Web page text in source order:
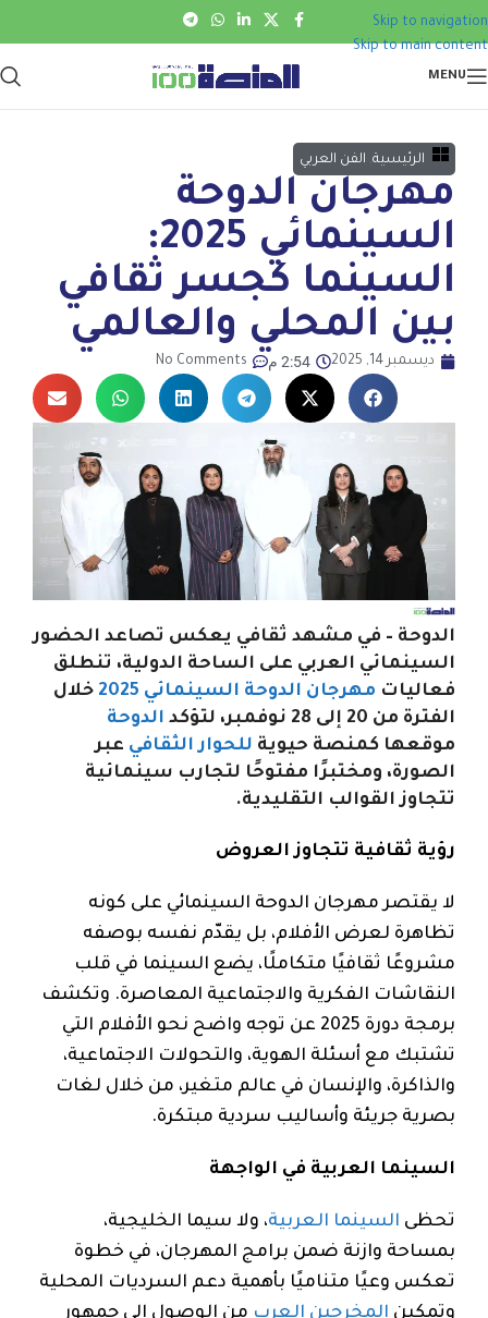
Skip to navigation
Skip to main content
MENU
الرئيسية الفن العربي
مهرجان الدوحة
السينمائي 2025:
السينما كجسر ثقافي
بين المحلي والعالمي
ديسمبر 14, 2025 2:54 م No Comments
الدوحة – في مشهد ثقافي يعكس تصاعد الحضور
السينمائي العربي على الساحة الدولية، تنطلق
فعاليات مهرجان الدوحة السينمائي 2025
خلال
الفترة من 20 إلى 28 نوفمبر، لتؤكد
الدوحة
موقعها كمنصة حيوية للحوار الثقافي عبر
الصورة، ومختبرًا مفتوحًا لتجارب سينمائية
تتجاوز القوالب التقليدية.
رؤية ثقافية تتجاوز العروض
لا يقتصر مهرجان الدوحة السينمائي على كونه
تظاهرة لعرض الأفلام، بل يقدّم نفسه بوصفه
مشروعًا ثقافيًا متكاملًا، يضع السينما في قلب
النقاشات الفكرية والاجتماعية المعاصرة. وتكشف
برمجة دورة 2025 عن توجه واضح نحو الأفلام التي
تشتبك مع أسئلة الهوية، والتحولات الاجتماعية،
والذاكرة، والإنسان في عالم متغير، من خلال لغات
بصرية جريئة وأساليب سردية مبتكرة.
السينما العربية في الواجهة
تحظى السينما العربية، ولا سيما الخليجية،
بمساحة وازنة ضمن برامج المهرجان، في خطوة
تعكس وعيًا متناميًا بأهمية دعم السرديات المحلية
وتمكين المخرجين العرب من الوصول إلى جمهور